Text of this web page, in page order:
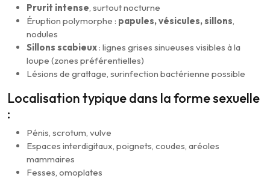
Prurit intense , surtout nocturne
Éruption polymorphe : papules, vésicules, sillons
nodules
Sillons scabieux : lignes grises sinueuses visibles à la
loupe (zones préférentielles)
Lésions de grattage, surinfection bactérienne possible
Localisation typique dans la forme sexuelle
:
Pénis, scrotum, vulve
Espaces interdigitaux, poignets, coudes, aréoles
mammaires
Fesses, omoplates